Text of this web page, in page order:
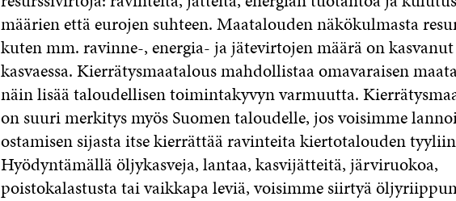
määrien että eurojen suhteen. Maatalouden näkökulmasta
kuten mm. ravinne-, energia- ja jätevirtojen määrä on
kasvaessa. Kierrätysmaatalous mahdollistaa omavaraisen
näin lisää taloudellisen toimintakyvyn varmuutta.
on suuri merkitys myös Suomen taloudelle, jos voisimme
ostamisen sijasta itse kierrättää ravinteita kiertotalouden
Hyödyntämällä öljykasveja, lantaa, kasvijätteitä, järviruokoa,
poistokalastusta tai vaikkapa leviä, voisimme siirtyä